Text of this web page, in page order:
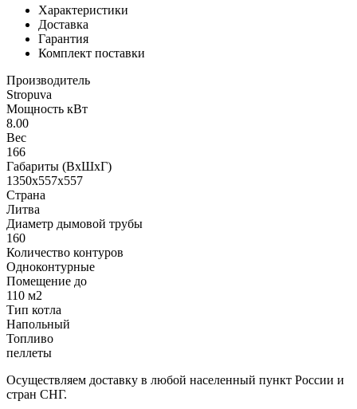
Характеристики
Доставка
Гарантия
Комплект поставки
Производитель
Stropuva
Мощность кВт
8.00
Вес
166
Габариты (ВхШхГ)
1350х557х557
Страна
Литва
Диаметр дымовой трубы
160
Количество контуров
Одноконтурные
Помещение до
110 м2
Тип котла
Напольный
Топливо
пеллеты
Осуществляем доставку в любой населенный пункт России и
стран СНГ.